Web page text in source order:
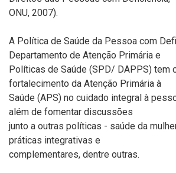
ONU, 2007).
A Política de Saúde da Pessoa com
Departamento de Atenção Primária e
Políticas de Saúde (SPD/ DAPPS) tem
fortalecimento da Atenção Primária à
Saúde (APS) no cuidado integral à
além de fomentar discussões
junto a outras políticas - saúde da
práticas integrativas e
complementares, dentre outras.